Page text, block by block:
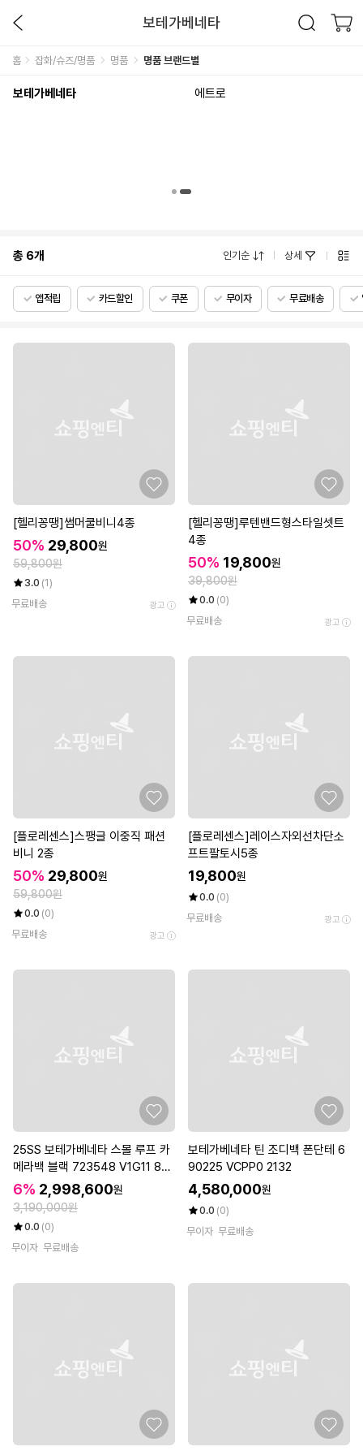
보테가베네타
홈 잡화/슈즈/명품 명품 명품 브랜드별
보테가베네타 에트로
총 6개 인기순 상세
앱적립 카드할인 쿠폰 무이자 무료배송
[헬리꽁땡]썸머쿨비니4종
50% 29,800원
59,800원
3.0 (1)
무료배송
광고
[헬리꽁땡]루텐밴드형스타일셋트
4종
50% 19,800원
39,800원
0.0 (0)
무료배송
광고
[플로레센스]스팽글 이중직 패션
비니 2종
50% 29,800원
59,800원
0.0 (0)
무료배송
광고
[플로레센스]레이스자외선차단소
프트팔토시5종
19,800원
0.0 (0)
무료배송
광고
25SS 보테가베네타 스몰 루프 카
메라백 블랙 723548 V1G11 84
25
6% 2,998,600원
3,190,000원
0.0 (0)
무이자 무료배송
보테가베네타 틴 조디백 폰단테 6
90225 VCPP0 2132
4,580,000원
0.0 (0)
무이자 무료배송